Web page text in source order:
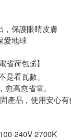
保護眼睛皮膚
愛地球
省荷包💰】
看瓦數。
高愈省電。
產品，使用安心有
240V 2700K